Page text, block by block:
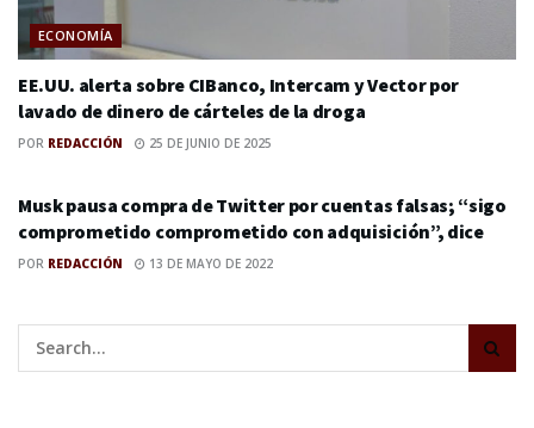
ECONOMÍA
EE.UU. alerta sobre CIBanco, Intercam y Vector por
lavado de dinero de cárteles de la droga
POR REDACCIÓN 25 DE JUNIO DE 2025
Musk pausa compra de Twitter por cuentas falsas; “sigo
comprometido comprometido con adquisición”, dice
POR REDACCIÓN 13 DE MAYO DE 2022